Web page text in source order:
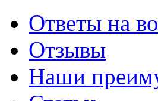
Ответы на
Отзывы
Наши